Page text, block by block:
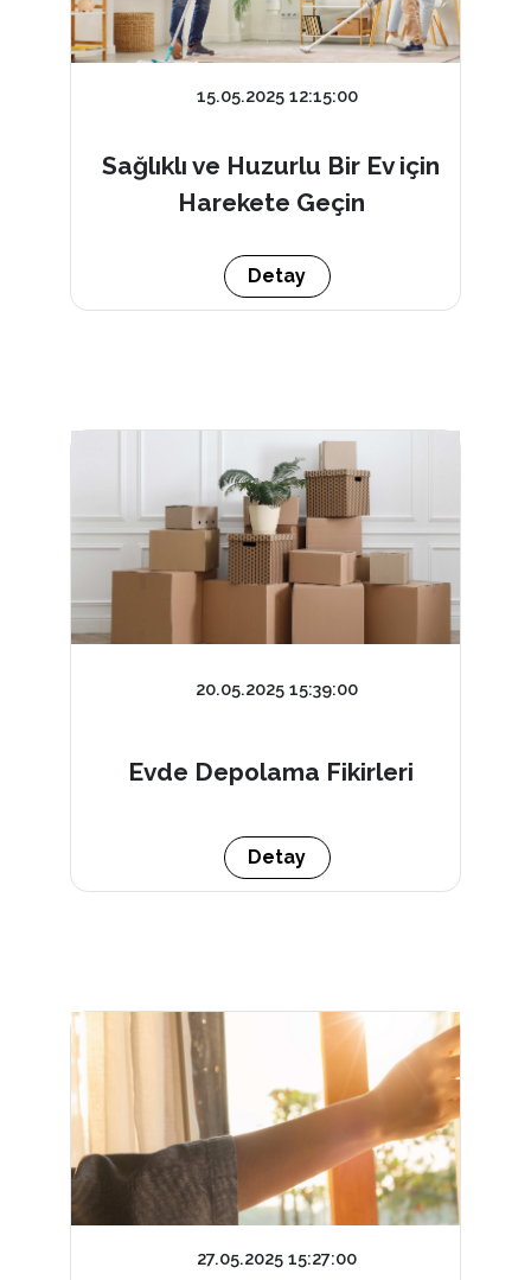
15.05.2025 12:15:00
Sağlıklı ve Huzurlu Bir Ev için
Harekete Geçin
Detay
20.05.2025 15:39:00
Evde Depolama Fikirleri
Detay
27.05.2025 15:27:00